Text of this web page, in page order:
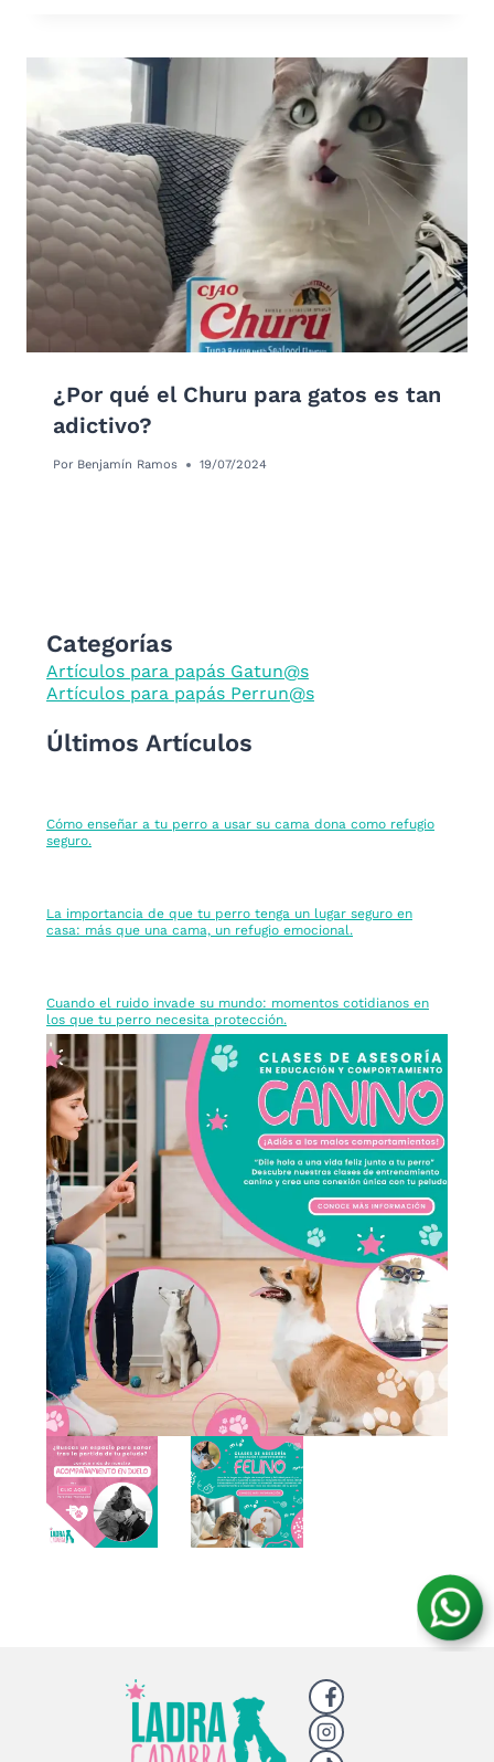
¿Por qué el Churu para gatos es tan
adictivo?
Por Benjamín Ramos 19/07/2024
Categorías
Artículos para papás Gatun@s
Artículos para papás Perrun@s
Últimos Artículos
Cómo enseñar a tu perro a usar su cama dona como refugio
seguro.
La importancia de que tu perro tenga un lugar seguro en
casa: más que una cama, un refugio emocional.
Cuando el ruido invade su mundo: momentos cotidianos en
los que tu perro necesita protección.